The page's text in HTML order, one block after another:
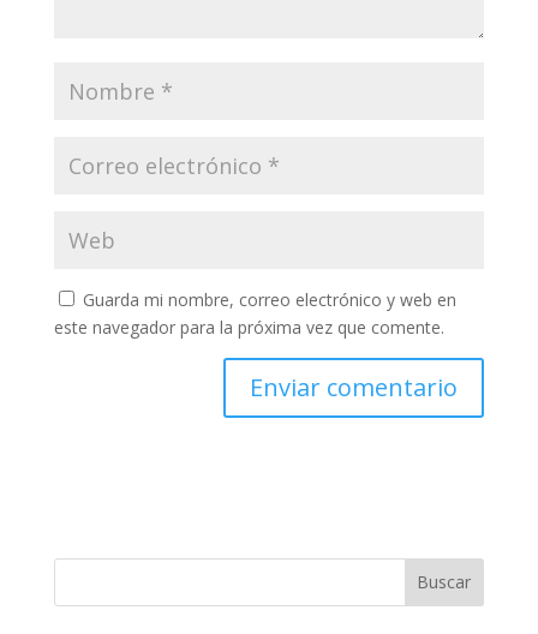
Guarda mi nombre, correo electrónico y web en
este navegador para la próxima vez que comente.
Buscar